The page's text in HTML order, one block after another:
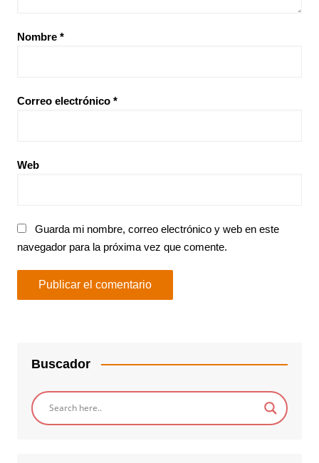
Nombre *
Correo electrónico *
Web
Guarda mi nombre, correo electrónico y web en este
navegador para la próxima vez que comente.
Buscador